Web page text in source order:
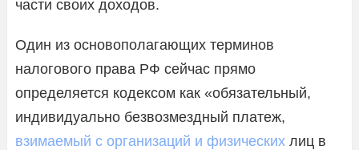
части своих доходов.
Один из основополагающих терминов
налогового права РФ сейчас прямо
определяется кодексом как «обязательный,
индивидуально безвозмездный платеж,
взимаемый с организаций и физических лиц в